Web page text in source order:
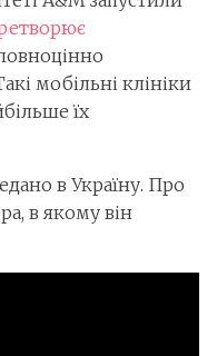
мобільні клініки
їх
в Україну. Про
в якому він